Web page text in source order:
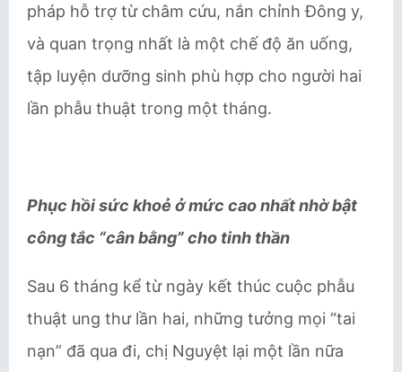
pháp hỗ trợ từ châm cứu, nắn chỉnh Đông y,
và quan trọng nhất là một chế độ ăn uống,
tập luyện dưỡng sinh phù hợp cho người hai
lần phẫu thuật trong một tháng.
Phục hồi sức khoẻ ở mức cao nhất nhờ bật
công tắc “cân bằng” cho tinh thần
Sau 6 tháng kể từ ngày kết thúc cuộc phẫu
thuật ung thư lần hai, những tưởng mọi “tai
nạn” đã qua đi, chị Nguyệt lại một lần nữa